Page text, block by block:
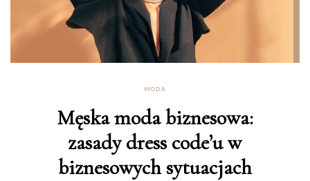
MODA
Męska moda biznesowa:
zasady dress code’u w
biznesowych sytuacjach